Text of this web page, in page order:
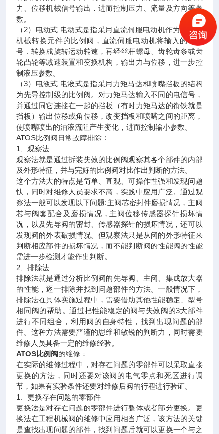
力、位移机械信号输出．进而控制压力、流量及方向等参
数。
（2）电动式 电动式是指采用直流伺服电动机作为电气一
机械转换元件的比例阀，直流伺服电动机将输入的电信
号．转换成旋转运动转速，再经丝杆螺母、齿轮齿条或齿
轮凸轮等减速装置和变换机构，输出力与位移，进一步控
制液压参数。
（3）电液式 电液式是指采用力矩马达和喷嘴挡板的结构
为先导控制级的比例阀。对力矩马达输入不同的电信号，
并通过同它连接在一起的挡板（有时力矩马达的衔铁就是
挡板）输出位移或角位移，改变挡板和喷嘴之间的距离，
使喷嘴喷出的油液流阻产生变化，进而控制输小参数。
ATOS比例阀日常故障排除：
1、观察法
观察法就是通过拆装失效的比例阀观察其各个部件的内部
及外形特征，并与完好的比例阀对比作出判断的方法。
这个方法大的特点是简单、直观、可操作性强和发现问题
快，同时对维修人员要求不高，实践中应用广泛。通过观
察法一般可以发现以下问题:主阀芯密封件磨损情况，主阀
芯与阀套配合及磨损情况，主阀位移传感器探针损坏情
况，以及先导阀的密封、传感器探针的损坏情况，还可以
发现阀的外表破损情况。但观察法只是从阀的外形特征来
判断相应部件的损坏情况，而不能判断阀的性能阀的性能
需进一步检测才能作出判断。
2、排除法
排除法就是通过分析比例阀的先导阀、主阀、集成放大器
的性能，逐一排除并找到问题部件的方法。一般情况下，
排除法在具体实施过程中，需要借助其他性能稳定、型号
相同阀的帮助。通过把性能稳定的阀与失效阀的3大部件
进行不同组合，利用阀的自身特性，找到出现问题的部
件。这种方法需要严谨的思维和敏锐的判断力，同时需要
维修人员具备一定的维修经验。
ATOS比例阀的维修：
在实际的维修过程中，对存在问题的零部件可以采取直接
更换的方法，同时还要对该阀的电气零点和死区进行调
节，如果有实验条件还要对维修后阀的行程进行验证。
1、更换存在问题的零部件
更换法是对存在问题的零部件进行整体或者部分更换。更
换法在工程机械阀的维修中应用相当广泛，该方法的关键
是查找出现问题的部件，找到问题后就可以更换一个与之